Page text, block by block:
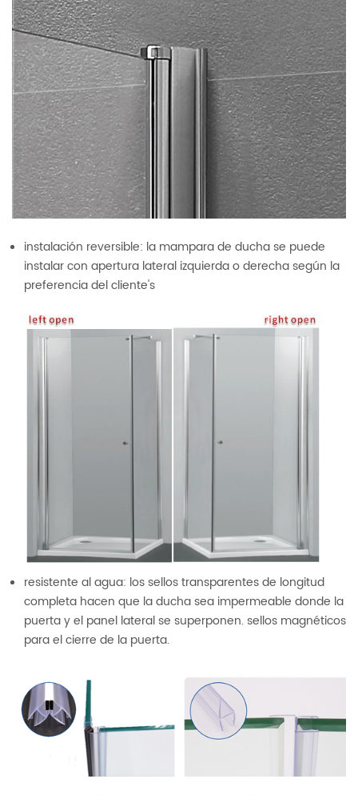
instalación reversible: la mampara de ducha se puede
instalar con apertura lateral izquierda o derecha según la
preferencia del cliente's
resistente al agua: los sellos transparentes de longitud
completa hacen que la ducha sea impermeable donde la
puerta y el panel lateral se superponen. sellos magnéticos
para el cierre de la puerta.